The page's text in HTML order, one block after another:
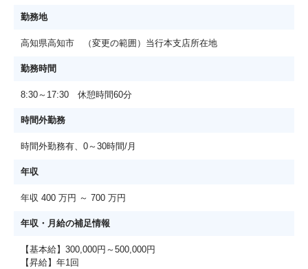
勤務地
高知県高知市 （変更の範囲）当行本支店所在地
勤務時間
8:30～17:30 休憩時間60分
時間外勤務
時間外勤務有、0～30時間/月
年収
年収 400 万円 ～ 700 万円
年収・月給の補足情報
【基本給】300,000円～500,000円
【昇給】年1回